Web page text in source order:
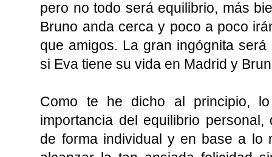
pero no todo será equilibrio, más
Bruno anda cerca y poco a poco
que amigos. La gran ingógnita
si Eva tiene su vida en Madrid y
Como te he dicho al principio,
importancia del equilibrio
de forma individual y en base a lo